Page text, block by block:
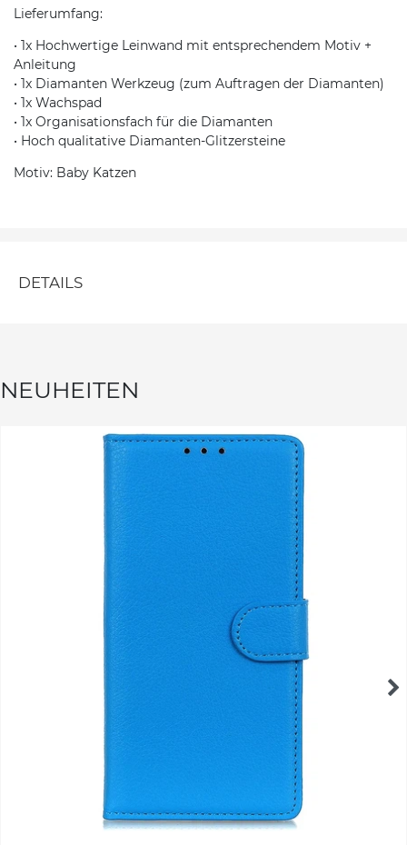
Lieferumfang:
• 1x Hochwertige Leinwand mit entsprechendem Motiv +
Anleitung
• 1x Diamanten Werkzeug (zum Auftragen der Diamanten)
• 1x Wachspad
• 1x Organisationsfach für die Diamanten
• Hoch qualitative Diamanten-Glitzersteine
Motiv: Baby Katzen
DETAILS
NEUHEITEN